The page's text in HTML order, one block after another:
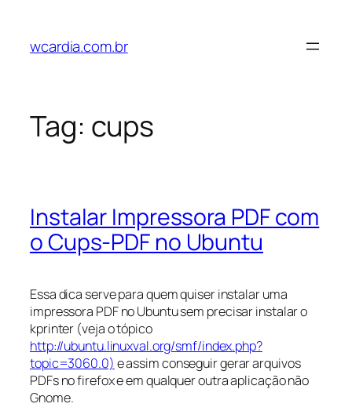
wcardia.com.br
Tag: cups
Instalar Impressora PDF com
o Cups-PDF no Ubuntu
Essa dica serve para quem quiser instalar uma
impressora PDF no Ubuntu sem precisar instalar o
kprinter (veja o tópico
http://ubuntu.linuxval.org/smf/index.php?
topic=3060.0) e assim conseguir gerar arquivos
PDFs no firefox e em qualquer outra aplicação não
Gnome.